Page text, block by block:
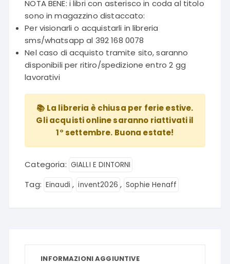
NOTA BENE: i libri con asterisco in coda al titolo
sono in magazzino distaccato:
Per visionarli o acquistarli in libreria
sms/whatsapp al 392 168 0078
Nel caso di acquisto tramite sito, saranno
disponibili per ritiro/spedizione entro 2 gg
lavorativi
📚 La libreria è chiusa per ferie estive.
Gli acquisti online saranno riattivati il
1° settembre. Buona estate!
Categoria: GIALLI E DINTORNI
Tag: Einaudi , invent2026 , Sophie Henaff
INFORMAZIONI AGGIUNTIVE